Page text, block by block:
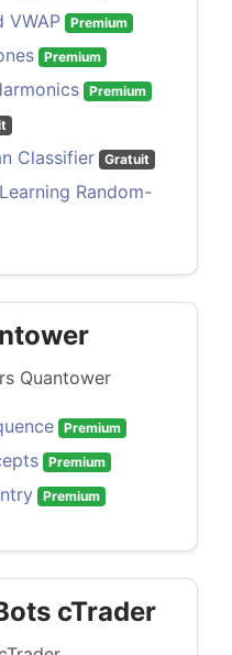
VWAP Premium
Premium
Premium
Classifier Gratuit
Random-
Quantower
Premium
Premium
Premium
cTrader